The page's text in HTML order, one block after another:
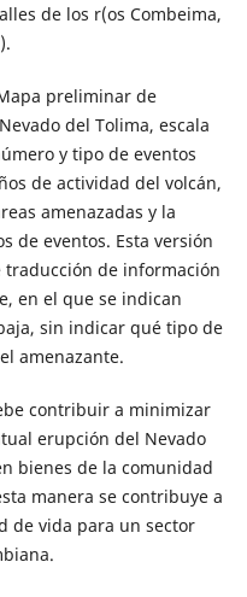
de los r(os Combeima,
preliminar de
del Tolima, escala
y tipo de eventos
de actividad del volcán,
amenazadas y la
de eventos. Esta versión
de información
en el que se indican
sin indicar qué tipo de
amenazante.
contribuir a minimizar
erupción del Nevado
bienes de la comunidad
manera se contribuye a
de vida para un sector